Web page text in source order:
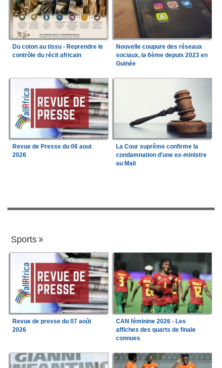
Du coton au tissu - Reprendre le
contrôle du récit africain
Nouvelle coupure des réseaux
sociaux, la 6ème depuis 2023 en
Guinée
Revue de Presse du 06 aout
2026
La Cour suprême confirme la
condamnation d'une ex-ministre
au Mali
Sports
Revue de presse du 07 août
2026
CAN féminine 2026 - Les
affiches des quarts de finale
connues